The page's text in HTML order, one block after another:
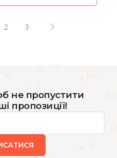
2 3
не пропустити
пропозиції!